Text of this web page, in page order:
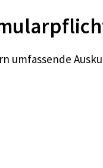
umfassende